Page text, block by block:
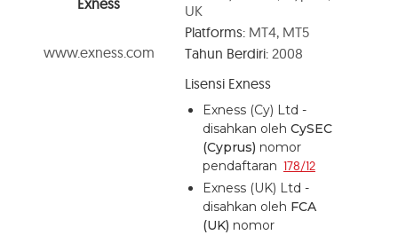
BUKA AKUN GRATIS
Exness
www.exness.com
UK
Platforms:MT4, MT5
Tahun Berdiri:2008
Lisensi Exness
Exness (Cy) Ltd -
disahkan oleh CySEC
(Cyprus) nomor
pendaftaran 178/12
Exness (UK) Ltd -
disahkan oleh FCA
(UK) nomor